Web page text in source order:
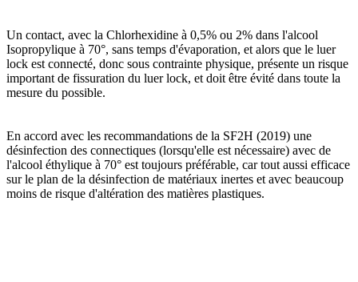
Un contact, avec la Chlorhexidine à 0,5% ou 2% dans l'alcool
Isopropylique à 70°, sans temps d'évaporation, et alors que le luer
lock est connecté, donc sous contrainte physique, présente un risque
important de fissuration du luer lock, et doit être évité dans toute la
mesure du possible.
En accord avec les recommandations de la SF2H (2019) une
désinfection des connectiques (lorsqu'elle est nécessaire) avec de
l'alcool éthylique à 70° est toujours préférable, car tout aussi efficace
sur le plan de la désinfection de matériaux inertes et avec beaucoup
moins de risque d'altération des matières plastiques.